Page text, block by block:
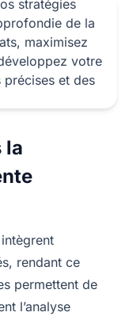
la
intègrent
rendant ce
permettent de
l’analyse